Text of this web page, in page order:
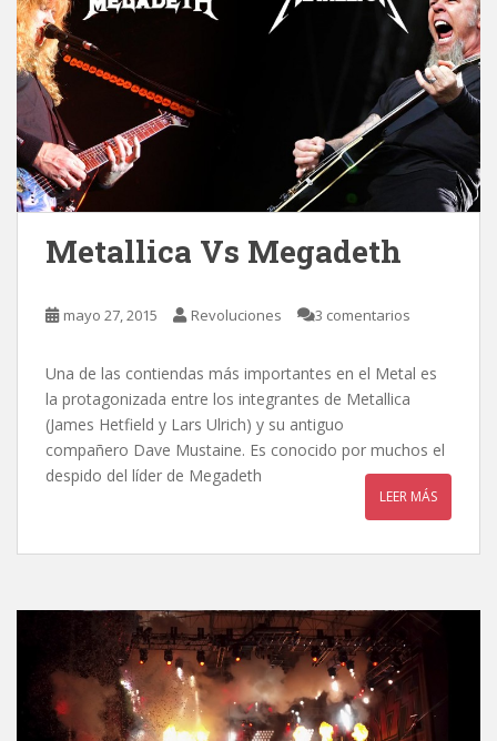
Metallica Vs Megadeth
mayo 27, 2015 Revoluciones 3 comentarios
Una de las contiendas más importantes en el Metal es
la protagonizada entre los integrantes de Metallica
(James Hetfield y Lars Ulrich) y su antiguo
compañero Dave Mustaine. Es conocido por muchos el
despido del líder de Megadeth
LEER MÁS